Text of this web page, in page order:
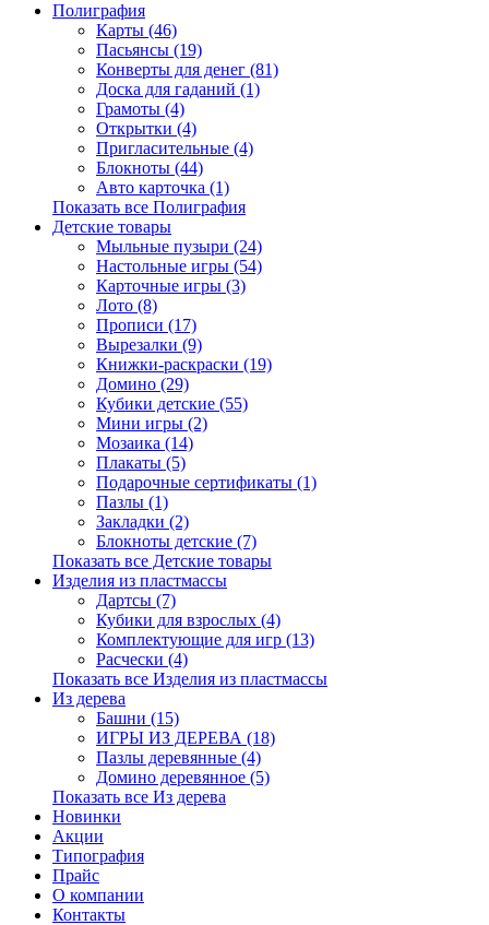
Полиграфия
Карты (46)
Пасьянсы (19)
Конверты для денег (81)
Доска для гаданий (1)
Грамоты (4)
Открытки (4)
Пригласительные (4)
Блокноты (44)
Авто карточка (1)
Показать все Полиграфия
Детские товары
Мыльные пузыри (24)
Настольные игры (54)
Карточные игры (3)
Лото (8)
Прописи (17)
Вырезалки (9)
Книжки-раскраски (19)
Домино (29)
Кубики детские (55)
Мини игры (2)
Мозаика (14)
Плакаты (5)
Подарочные сертификаты (1)
Пазлы (1)
Закладки (2)
Блокноты детские (7)
Показать все Детские товары
Изделия из пластмассы
Дартсы (7)
Кубики для взрослых (4)
Комплектующие для игр (13)
Расчески (4)
Показать все Изделия из пластмассы
Из дерева
Башни (15)
ИГРЫ ИЗ ДЕРЕВА (18)
Пазлы деревянные (4)
Домино деревянное (5)
Показать все Из дерева
Новинки
Акции
Типография
Прайс
О компании
Контакты